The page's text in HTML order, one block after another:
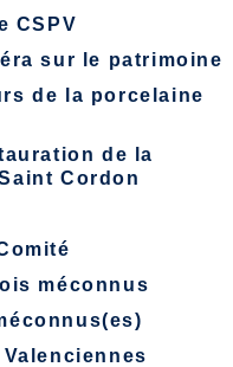
CSPV
sur le patrimoine
de la porcelaine
de la
Cordon
méconnus